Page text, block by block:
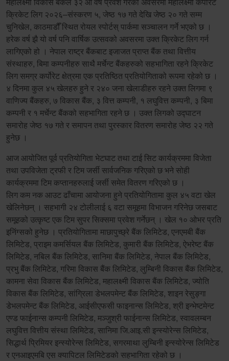
क्रिकेट लिग २०२६–संस्करण ५, जेष्ठ १७ गते देखि जेष्ठ २० गते सम्म
चुनिखेल, काठमाडौँ स्थित रोयल स्पोर्टस् पार्कमा सञ्चालन गर्ने भएको छ ।
हरेक वर्ष झै यो वर्ष पनि वार्षिक उत्सवको अवसरमा उक्त क्रिकेट लिग गर्न
लागिएको हो । नेपाल राष्ट्र बैंकबाट इजाजत प्राप्त बैंक तथा वित्तीय
संस्थाहरु, बिमा कम्पनीहरु साथै मर्चेन्ट बैंकहरुको सहभागिता रहने क्रिकेट
लिग समग्र कर्पोरेट क्षेत्रमा एक प्रतिष्ठित प्रतियोगिताको रूपमा रहेको छ ।
४ दिनमा कुल ४५ खेलहरु हुने र २४० जना खेलाडीहरु रहने उक्त लिगमा ९
वाणिज्य बैंकहरु, ७ विकास बैंक, ३ वित्त कम्पनी, १ लघुवित्त कम्पनी, ३ बिमा
कम्पनी र १ मर्चेन्ट बैंकको सहभागिता रहने छ । उक्त लिगको उद्घाटन
समारोह जेष्ठ १७ गते र समापन तथा पुरस्कार वितरण समारोह जेष्ठ २२ गते
हुनेछ ।
आज आयोजित पूर्व प्रतियोगिता भेटघाट तथा टाई सिट कार्यक्रममा विजेता
तथा उपविजेता ट्रफी र टिम जर्सी सार्वजनिक गरिएको छ भने सोही
कार्यक्रममा टिम कप्तानहरुलाई जर्सी समेत वितरण गरिएको छ ।
लिग कम नक आउट ढाँचामा आयोजना हुने प्रतियोगितामा कुल ४५ वटा खेल
खेलिनेछन् । सहभागी २४ टोलीलाई ६ वटा समूहमा विभाजन गरिनेछ जसबाट
समूहको उत्कृष्ट एक टिम सुपर सिक्समा प्रवेश गर्नेछन् । खेल १० ओभर प्रति
इनिंग्सको हुनेछ । प्रतियोगितामा माछापुच्छ्रे बैंक लिमिटेड, एनएमबी बैंक
लिमिटेड, प्राइम कमर्सियल बैंक लिमिटेड, कुमारी बैंक लिमिटेड, ऐभरेष्ट बैंक
लिमिटेड, नबिल बैंक लिमिटेड, सानिमा बैंक लिमिटेड, नेपाल बैंक लिमिटेड,
प्रभु बैंक लिमिटेड, गरिमा विकास बैंक लिमिटेड, लुम्बिनी विकास बैंक लिमिटेड,
कामना सेवा विकास बैंक लिमिटेड, महालक्ष्मी विकास बैंक लिमिटेड, ज्योति
विकास बैंक लिमिटेड, सांग्रिला डेभलपमेन्ट बैंक लिमिटेड, शाइन रेसुङ्गा
डेभलपमेन्ट बैंक लिमिटेड, आईसीएफसी फाइनान्स लिमिटेड, श्री इन्भेष्टमेन्ट
एण्ड फाईनान्स कम्पनी लिमिटेड, मञ्जुश्री फाईनान्स लिमिटेड, स्वावलम्बन
लघुवित्त वित्तीय संस्था लिमिटेड, सानिमा जि.आइ.सी इन्स्योरेन्स लिमिटेड,
सिद्धार्थ प्रिमियर इन्स्योरेन्स लिमिटेड, सगरमाथा लुम्बिनी इन्स्योरेन्स लिमिटेड
र एनआइएमबि एस क्यापिटल लिमिटेडको सहभागिता रहेको छ ।